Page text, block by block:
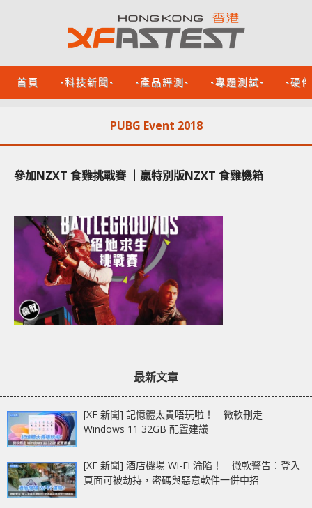
首頁 -科技新聞- -產品評測- -專題測試- -硬
PUBG Event 2018
參加NZXT 食雞挑戰賽 ｜贏特別版NZXT 食雞機箱
最新文章
[XF 新聞] 記憶體太貴唔玩啦！ 微軟刪走
Windows 11 32GB 配置建議
[XF 新聞] 酒店機場 Wi-Fi 淪陷！ 微軟警告：登入
頁面可被劫持，密碼與惡意軟件一併中招